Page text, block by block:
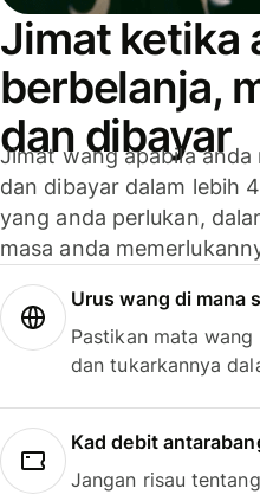
Jimat ketika
berbelanja,
dan dibayar
Jimat wang apabila
dan dibayar dalam lebih
yang anda perlukan,
masa anda
Urus wang di mana
Pastikan mata
dan tukarkannya
Kad debit
Jangan risau